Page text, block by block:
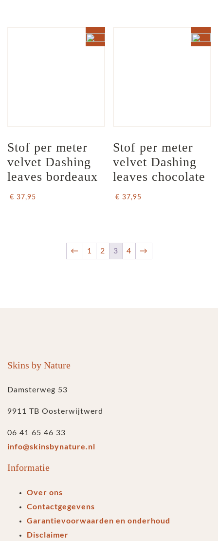
Stof per meter
velvet Dashing
leaves bordeaux
€ 37,95
Stof per meter
velvet Dashing
leaves chocolate
€ 37,95
← 1 2 3 4 →
Skins by Nature
Damsterweg 53
9911 TB Oosterwijtwerd
06 41 65 46 33
info@skinsbynature.nl
Informatie
Over ons
Contactgegevens
Garantievoorwaarden en onderhoud
Disclaimer